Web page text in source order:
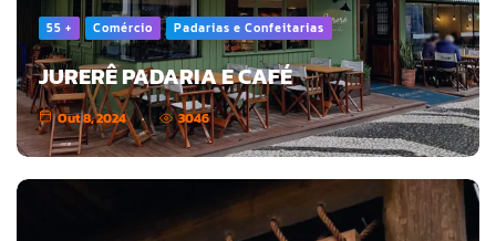
55 + Comércio Padarias e Confeitarias
JURERÊ PADARIA E CAFÉ
Out 8, 2024 3046